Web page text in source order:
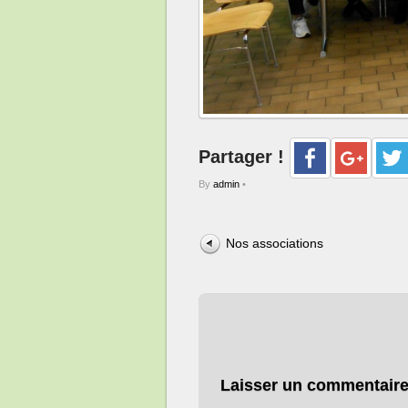
Partager !
By admin •
Nos associations
Laisser un commentaire